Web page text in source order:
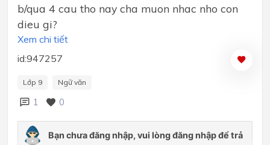
b/qua 4 cau tho nay cha muon nhac nho con
dieu gi?
Xem chi tiết
id:947257
Lớp 9 Ngữ văn
1 0